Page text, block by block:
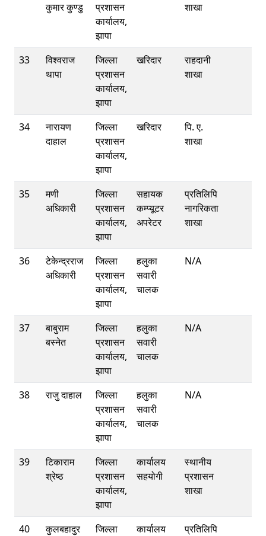
कुमार कुण्डु
प्रशासन
कार्यालय,
झापा
शाखा
33
विश्वराज
थापा
जिल्ला
प्रशासन
कार्यालय,
झापा
खरिदार
राहदानी
शाखा
34
नारायण
दाहाल
जिल्ला
प्रशासन
कार्यालय,
झापा
खरिदार
पि. ए.
शाखा
35
मणी
अधिकारी
जिल्ला
प्रशासन
कार्यालय,
झापा
सहायक
कम्प्यूटर
अपरेटर
प्रतिलिपि
नागरिकता
शाखा
36
टेकेन्द्रराज
अधिकारी
जिल्ला
प्रशासन
कार्यालय,
झापा
हलुका
सवारी
चालक
N/A
37
बाबुराम
बस्नेत
जिल्ला
प्रशासन
कार्यालय,
झापा
हलुका
सवारी
चालक
N/A
38 राजु दाहाल
जिल्ला
प्रशासन
कार्यालय,
झापा
हलुका
सवारी
चालक
N/A
39
टिकाराम
श्रेष्ठ
जिल्ला
प्रशासन
कार्यालय,
झापा
कार्यालय
सहयोगी
स्थानीय
प्रशासन
शाखा
40
कुलबहादुर
जिल्ला
कार्यालय
प्रतिलिपि